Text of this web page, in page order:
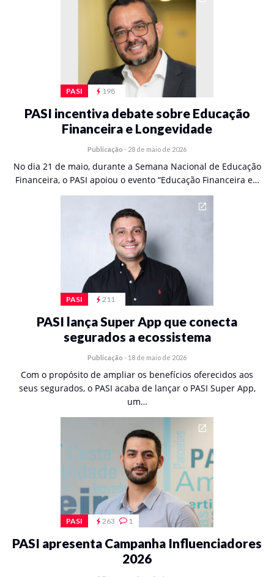
PASI 198
PASI incentiva debate sobre Educação
Financeira e Longevidade
Publicação - 28 de maio de 2026
No dia 21 de maio, durante a Semana Nacional de Educação
Financeira, o PASI apoiou o evento “Educação Financeira e…
PASI 211
PASI lança Super App que conecta
segurados a ecossistema
Publicação - 18 de maio de 2026
Com o propósito de ampliar os benefícios oferecidos aos
seus segurados, o PASI acaba de lançar o PASI Super App,
um…
PASI 263 1
PASI apresenta Campanha Influenciadores
2026